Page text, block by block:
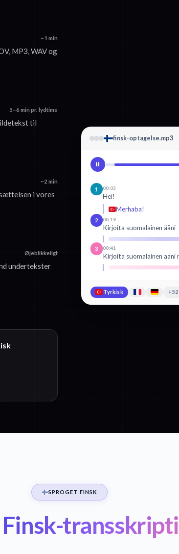
~1 min
MP3, WAV og
5–6 min pr. lydtime
til
~2 min
i vores
Øjeblikkeligt
undertekster
finsk-optagelse.mp3
1 00:03
Hei!
Merhaba!
2 00:19
Kirjoita suomalainen ääni
3 00:41
Kirjoita suomalainen ääni
Tyrkisk
SPROGET FINSK
Finsk-